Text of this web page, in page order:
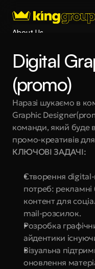
About Us
Services
Process
Coming Soon
King Interns
Legal
Digital
(promo)
Наразі шукаємо в
Graphic
команди, який буде
промо-креативів
КЛЮЧОВІ ЗАДАЧІ:
Створення digital-
потреб:
контент для
mail-розсилок.
Розробка
айдентики
Візуальна
оновлення